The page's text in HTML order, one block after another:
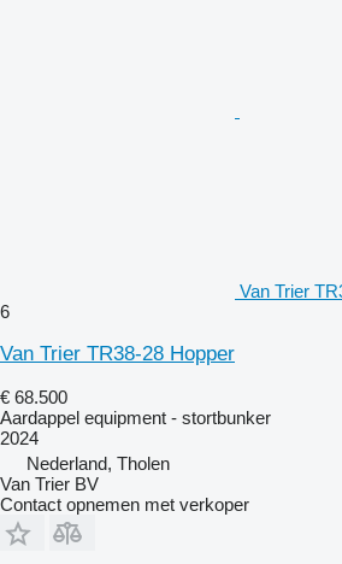
Van Trier
6
Van Trier TR38-28 Hopper
€ 68.500
Aardappel equipment - stortbunker
2024
Nederland, Tholen
Van Trier BV
Contact opnemen met verkoper